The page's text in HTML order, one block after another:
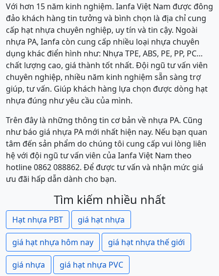
Với hơn 15 năm kinh nghiệm. Ianfa Việt Nam được đông
đảo khách hàng tin tưởng và bình chọn là địa chỉ cung
cấp hạt nhựa chuyên nghiệp, uy tín và tin cậy. Ngoài
nhựa PA, Ianfa còn cung cấp nhiều loại nhựa chuyên
dụng khác điển hình như: Nhựa TPE, ABS, PE, PP, PC…
chất lượng cao, giá thành tốt nhất. Đội ngũ tư vấn viên
chuyên nghiệp, nhiều năm kinh nghiệm sẵn sàng trợ
giúp, tư vấn. Giúp khách hàng lựa chọn được dòng hạt
nhựa đúng như yêu cầu của mình.
Trên đây là những thông tin cơ bản về nhựa PA. Cũng
như báo giá nhựa PA mới nhất hiện nay. Nếu bạn quan
tâm đến sản phẩm do chúng tôi cung cấp vui lòng liên
hệ với đội ngũ tư vấn viên của Ianfa Việt Nam theo
hotline 0862 088862. Để được tư vấn và nhận mức giá
ưu đãi hấp dẫn dành cho bạn.
Tìm kiếm nhiều nhất
Hạt nhựa PBT giá hạt nhựa
giá hạt nhựa hôm nay giá hạt nhựa thế giới
giá nhựa giá hạt nhựa PVC